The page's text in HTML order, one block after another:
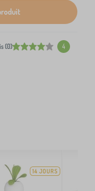
(0) 4
14 JOURS